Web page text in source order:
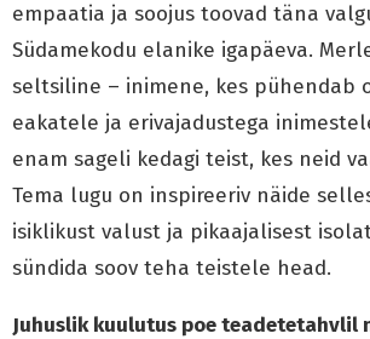
empaatia ja soojus toovad täna
Südamekodu elanike igapäeva.
seltsiline – inimene, kes pühendab
eakatele ja erivajadustega
enam sageli kedagi teist, kes neid
Tema lugu on inspireeriv näide
isiklikust valust ja pikaajalisest
sündida soov teha teistele head.
Juhuslik kuulutus poe teadetetahvlil